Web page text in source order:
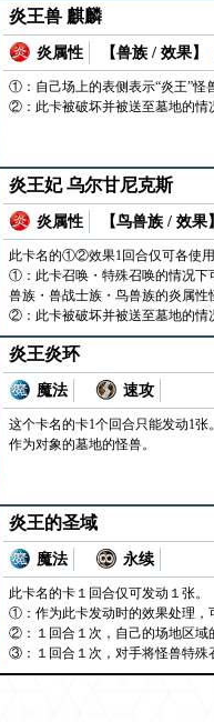
炎王兽 麒麟
炎属性 【兽族 / 效果】
①：自己场上的表侧表示“炎王”怪
②：此卡被破坏并被送至墓地的情
炎王妃 乌尔甘尼克斯
炎属性 【鸟兽族 / 效果】
此卡名的①②效果1回合仅可各使用
①：此卡召唤・特殊召唤的情况下
兽族・兽战士族・鸟兽族的炎属性
②：此卡被破坏并被送至墓地的情
炎王炎环
魔法 速攻
这个卡名的卡1个回合只能发动1
作为对象的墓地的怪兽。
炎王的圣域
魔法 永续
此卡名的卡１回合仅可发动１张。
①：作为此卡发动时的效果处理，
②：１回合１次，自己的场地区域
③：１回合１次，对手将怪兽特殊